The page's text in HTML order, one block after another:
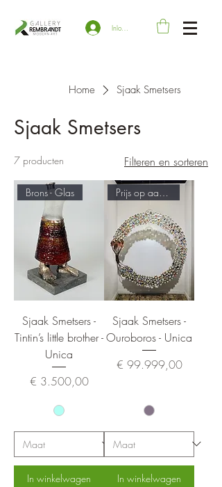
Inloggen
Home Sjaak Smetsers
Sjaak Smetsers
7 producten Filteren en sorteren
Brons - Glas
Sjaak Smetsers -
Tintin’s little brother -
Unica
Prijs
€ 3.500,00
In winkelwagen
Sjaak Smetsers -
Ouroboros - Unica
Prijs
€ 99.999,00
In winkelwagen